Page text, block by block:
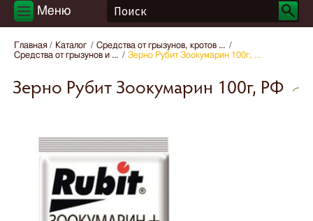
Меню
Главная Каталог
Средства от грызунов, кротов ...
Средства от грызунов и ...
Зерно Рубит Зоокумарин 100г, ...
Зерно Рубит Зоокумарин 100г, РФ